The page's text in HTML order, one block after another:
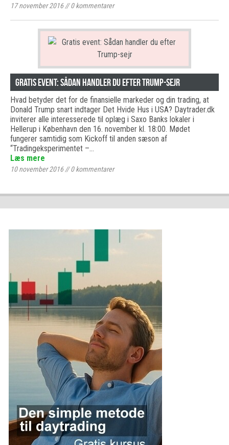
17 november 2016//0kommentarer
Gratis event: Sådan handler du efter Trump-sejr
Hvad betyder det for de finansielle markeder og din trading, at
Donald Trump snart indtager Det Hvide Hus i USA? Daytrader.dk
inviterer alle interesserede til oplæg i Saxo Banks lokaler i
Hellerup i København den 16. november kl. 18:00. Mødet
fungerer samtidig som Kickoff til anden sæson af
“Tradingeksperimentet –…
Læs mere
10 november 2016//0kommentarer